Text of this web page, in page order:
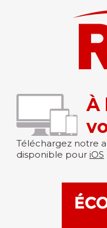
À
Téléchargez notre
disponible pour iOS